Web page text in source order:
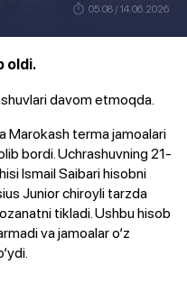
05:08 / 14.06.2026
oldi.
davom etmoqda.
Marokash terma jamoalari
bordi. Uchrashuvning 21-
Ismail Saibari hisobni
Junior chiroyli tarzda
tikladi. Ushbu hisob
va jamoalar o‘z